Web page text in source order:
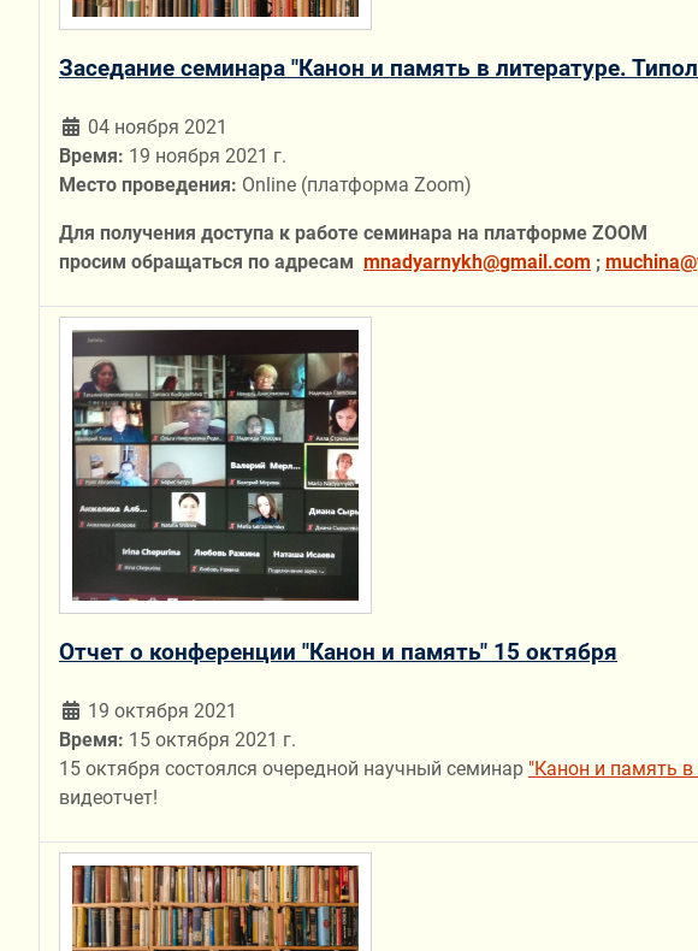
Заседание семинара "Канон и память в литературе.
04 ноября 2021
Время: 19 ноября 2021 г.
Место проведения: Online (платформа Zoom)
Для получения доступа к работе семинара на платформе ZOOM
просим обращаться по адресам mnadyarnykh@gmail.com ; muchina@
Отчет о конференции "Канон и память" 15 октября
19 октября 2021
Время: 15 октября 2021 г.
15 октября состоялся очередной научный семинар "Канон и память в
видеотчет!